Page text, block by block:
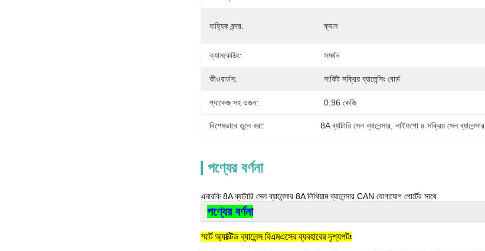
বাহ্যিক বন্দর: ক্যান
ক্যাসকেডিং: সমর্থন
কীওয়ার্ডস: সার্কিট সক্রিয় ব্যালেন্সিং বোর্ড
প্যাকেজ সহ ওজন: 0.96 কেজি
বিশেষভাবে তুলে ধরা: 8A ব্যাটারি সেল ব্যালেন্সার , লাইফপো ৪ সক্রিয় সেল ব্যালেন্সার
পণ্যের বর্ণনা
এনারকি 8A ব্যাটারি সেল ব্যালেন্সার 8A লিথিয়াম ব্যালেন্সার CAN যোগাযোগ পোর্টের সাথে
পণ্যের বর্ণনা
স্মার্ট অ্যাক্টিভ ব্যালেন্স বিএমএসের ব্যবহারের দৃশ্যপটঃ